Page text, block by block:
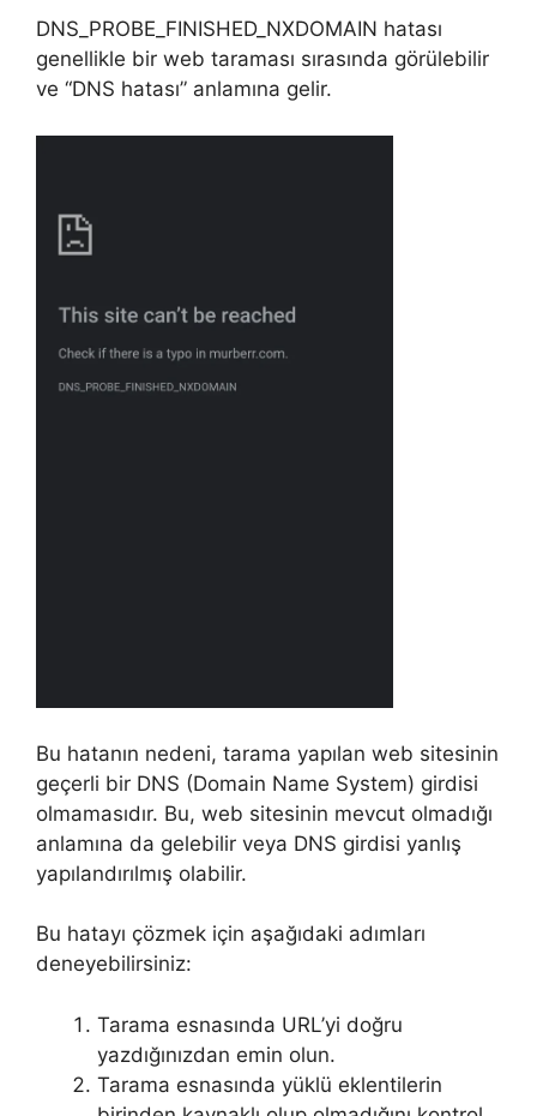
DNS_PROBE_FINISHED_NXDOMAIN hatası
genellikle bir web taraması sırasında görülebilir
ve “DNS hatası” anlamına gelir.
Bu hatanın nedeni, tarama yapılan web sitesinin
geçerli bir DNS (Domain Name System) girdisi
olmamasıdır. Bu, web sitesinin mevcut olmadığı
anlamına da gelebilir veya DNS girdisi yanlış
yapılandırılmış olabilir.
Bu hatayı çözmek için aşağıdaki adımları
deneyebilirsiniz:
Tarama esnasında URL’yi doğru
yazdığınızdan emin olun.
Tarama esnasında yüklü eklentilerin